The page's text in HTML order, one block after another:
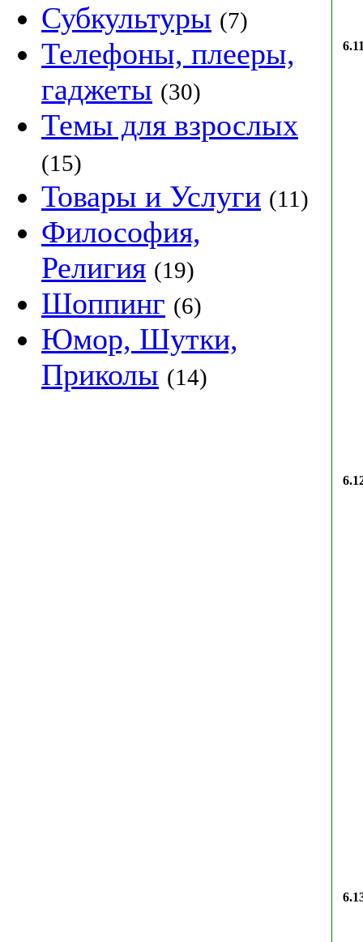
Субкультуры (7)
Телефоны, плееры,
гаджеты (30)
Темы для взрослых
(15)
Товары и Услуги (11)
Философия,
Религия (19)
Шоппинг (6)
Юмор, Шутки,
Приколы (14)